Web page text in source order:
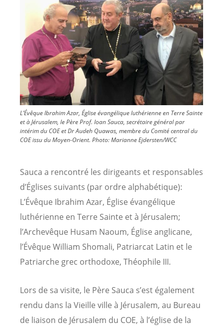
L’Évêque Ibrahim Azar, Église évangélique luthérienne en Terre Sainte
et à Jérusalem, le Père Prof. Ioan Sauca, secrétaire général par
intérim du COE et Dr Audeh Quawas, membre du Comité central du
COE issu du Moyen-Orient. Photo:Marianne Ejdersten/WCC
Sauca a rencontré les dirigeants et responsables
d’Églises suivants (par ordre alphabétique):
L’Évêque Ibrahim Azar, Église évangélique
luthérienne en Terre Sainte et à Jérusalem;
l’Archevêque Husam Naoum, Église anglicane,
l’Évêque William Shomali, Patriarcat Latin et le
Patriarche grec orthodoxe, Théophile III.
Lors de sa visite, le Père Sauca s’est également
rendu dans la Vieille ville à Jérusalem, au Bureau
de liaison de Jérusalem du COE, à l’église de la